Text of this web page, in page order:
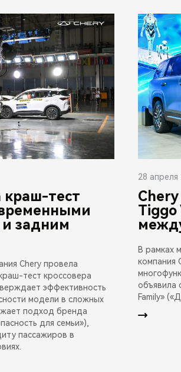
краш-тест
задним
Chery провела
тест кроссовера
эффективность
модели в сложных
подход бренда
для семьи»),
пассажиров в
28 апреля
Tiggo
В рамках
компания
объявила
Family»